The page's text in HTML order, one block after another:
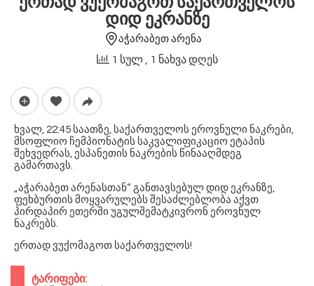
დიდ ეკრანზე
აჭარაბეთ არენა
1 სულ , 1 ნახვა დღეს
ხვალ, 22:45 საათზე, საქართველოს ეროვნული ნაკრები,
მსოფლიო ჩემპიონატის საკვალიფიკაციო ეტაპის
შეხვედრას, ესპანეთის ნაკრების წინააღმდეგ
გამართავს.
„აჭარაბეთ არენასთან“ განთავსებულ დიდ ეკრანზე,
ფეხბურთის მოყვარულებს შესაძლებლობა აქვთ
პირდაპირ ეთერში უგულშემატკივრონ ეროვნულ
ნაკრებს.
ერთად ვუქომაგოთ საქართველოს!
ტარიფები: